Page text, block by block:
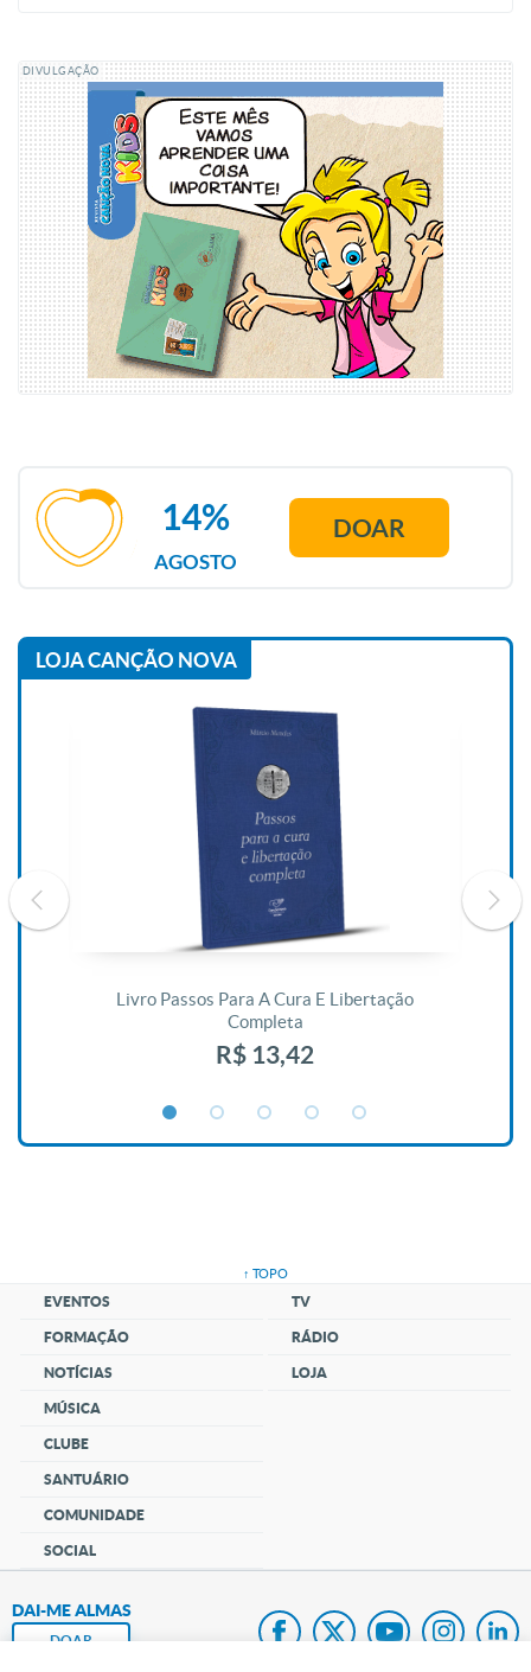
DIVULGAÇÃO
AGOSTO
14% DOAR
LOJA CANÇÃO NOVA
Livro Passos Para A Cura E Libertação
Completa
R$ 13,42
↑ TOPO
EVENTOS
FORMAÇÃO
NOTÍCIAS
MÚSICA
CLUBE
SANTUÁRIO
COMUNIDADE
SOCIAL
TV
RÁDIO
LOJA
DAI-ME ALMAS
DOAR